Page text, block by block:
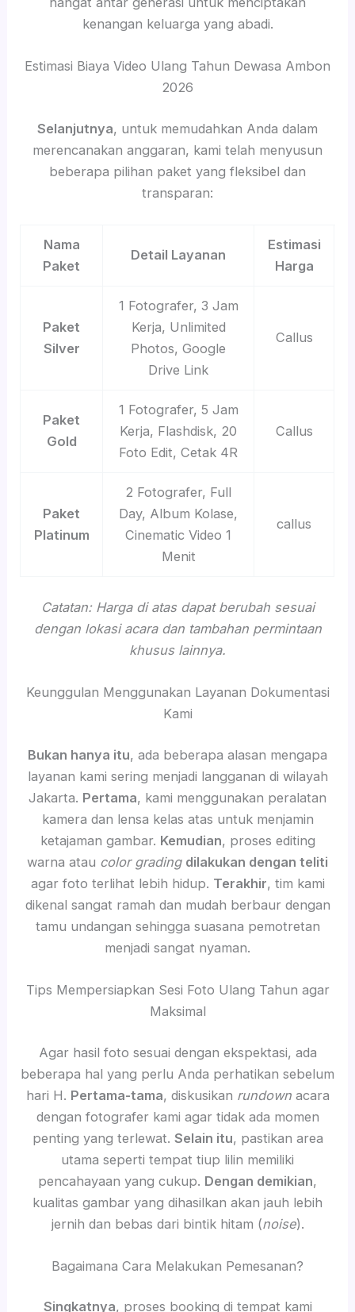
kenangan keluarga yang abadi.
Estimasi Biaya Video Ulang Tahun Dewasa Ambon
2026
Selanjutnya, untuk memudahkan Anda dalam
merencanakan anggaran, kami telah menyusun
beberapa pilihan paket yang fleksibel dan
transparan:
Nama
Paket
Detail Layanan
Estimasi
Harga
Paket
Silver
1 Fotografer, 3 Jam
Kerja, Unlimited
Photos, Google
Drive Link
Callus
Paket
Gold
1 Fotografer, 5 Jam
Kerja, Flashdisk, 20
Foto Edit, Cetak 4R
Callus
Paket
Platinum
2 Fotografer, Full
Day, Album Kolase,
Cinematic Video 1
Menit
callus
Catatan: Harga di atas dapat berubah sesuai
dengan lokasi acara dan tambahan permintaan
khusus lainnya.
Keunggulan Menggunakan Layanan Dokumentasi
Kami
Bukan hanya itu, ada beberapa alasan mengapa
layanan kami sering menjadi langganan di wilayah
Jakarta. Pertama, kami menggunakan peralatan
kamera dan lensa kelas atas untuk menjamin
ketajaman gambar. Kemudian, proses editing
warna atau color grading dilakukan dengan teliti
agar foto terlihat lebih hidup. Terakhir, tim kami
dikenal sangat ramah dan mudah berbaur dengan
tamu undangan sehingga suasana pemotretan
menjadi sangat nyaman.
Tips Mempersiapkan Sesi Foto Ulang Tahun agar
Maksimal
Agar hasil foto sesuai dengan ekspektasi, ada
beberapa hal yang perlu Anda perhatikan sebelum
hari H. Pertama-tama, diskusikan rundownacara
dengan fotografer kami agar tidak ada momen
penting yang terlewat. Selain itu, pastikan area
utama seperti tempat tiup lilin memiliki
pencahayaan yang cukup. Dengan demikian,
kualitas gambar yang dihasilkan akan jauh lebih
jernih dan bebas dari bintik hitam (noise).
Bagaimana Cara Melakukan Pemesanan?
Singkatnya, proses booking di tempat kami